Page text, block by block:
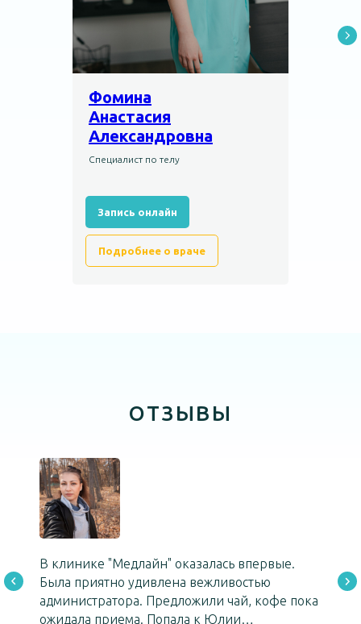
Фомина
Анастасия
Александровна
Специалист по телу
Запись онлайн
Подробнее о враче
ОТЗЫВЫ
В клинике "Медлайн" оказалась впервые.
Была приятно удивлена вежливостью
администратора. Предложили чай, кофе пока
ожидала приема. Попала к Юлии